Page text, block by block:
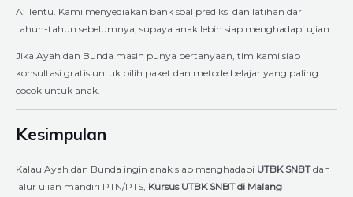
A: Tentu. Kami menyediakan bank soal prediksi dan latihan dari
tahun-tahun sebelumnya, supaya anak lebih siap menghadapi ujian.
Jika Ayah dan Bunda masih punya pertanyaan, tim kami siap
konsultasi gratis untuk pilih paket dan metode belajar yang paling
cocok untuk anak.
Kesimpulan
Kalau Ayah dan Bunda ingin anak siap menghadapi UTBK SNBTdan
jalur ujian mandiri PTN/PTS, Kursus UTBK SNBT di Malang